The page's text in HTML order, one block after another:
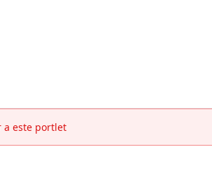
a este portlet